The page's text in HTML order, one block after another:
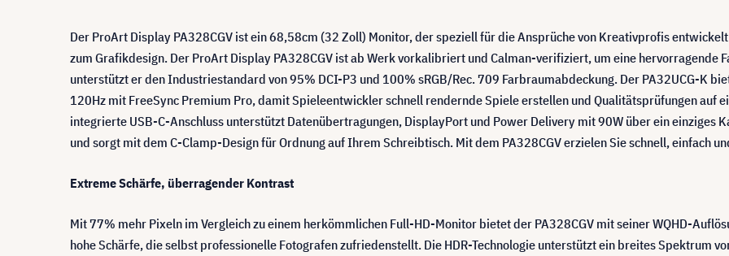
Der ProArt Display PA328CGV ist ein 68,58cm (32 Zoll) Monitor, der speziell für die Ansprüche von Kreativprofis
zum Grafikdesign. Der ProArt Display PA328CGV ist ab Werk vorkalibriert und Calman-verifiziert, um eine hervorragende
unterstützt er den Industriestandard von 95% DCI-P3 und 100% sRGB/Rec. 709 Farbraumabdeckung. Der PA32UCG-K
120Hz mit FreeSync Premium Pro, damit Spieleentwickler schnell rendernde Spiele erstellen und Qualitätsprüfungen auf
integrierte USB-C-Anschluss unterstützt Datenübertragungen, DisplayPort und Power Delivery mit 90W über ein einziges
und sorgt mit dem C-Clamp-Design für Ordnung auf Ihrem Schreibtisch. Mit dem PA328CGV erzielen Sie schnell, einfach
Extreme Schärfe, überragender Kontrast
Mit 77% mehr Pixeln im Vergleich zu einem herkömmlichen Full-HD-Monitor bietet der PA328CGV mit seiner WQHD-
hohe Schärfe, die selbst professionelle Fotografen zufriedenstellt. Die HDR-Technologie unterstützt ein breites Spektrum